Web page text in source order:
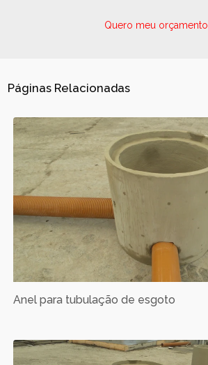
Quero meu orçamento
Páginas Relacionadas
Anel para tubulação de esgoto